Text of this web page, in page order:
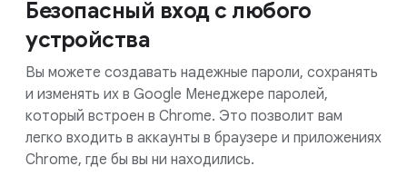
Безопасный вход с любого
устройства
Вы можете создавать надежные пароли, сохранять
и изменять их в Google Менеджере паролей,
который встроен в Chrome. Это позволит вам
легко входить в аккаунты в браузере и приложениях
Chrome, где бы вы ни находились.